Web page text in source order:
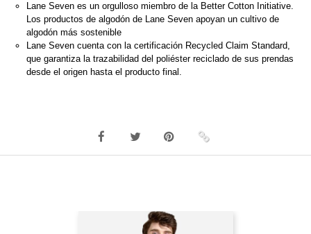
Lane Seven es un orgulloso miembro de la Better Cotton Initiative.
Los productos de algodón de Lane Seven apoyan un cultivo de
algodón más sostenible
Lane Seven cuenta con la certificación Recycled Claim Standard,
que garantiza la trazabilidad del poliéster reciclado de sus prendas
desde el origen hasta el producto final.